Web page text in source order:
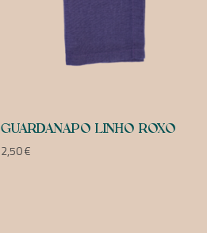
GUARDANAPO LINHO ROXO
2,50€